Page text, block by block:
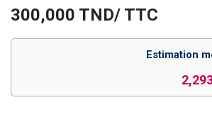
300,000 TND/ TTC
Estimation